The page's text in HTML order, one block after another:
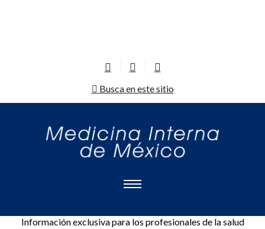
Busca en este sitio
Información exclusiva para los profesionales de la salud